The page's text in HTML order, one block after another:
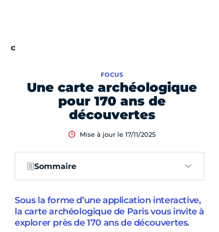
Une carte archéologique
pour 170 ans de
découvertes
FOCUS
Mise à jour le 17/11/2025
Sommaire
Sous la forme d’une application interactive,
la carte archéologique de Paris vous invite à
explorer près de 170 ans de découvertes.